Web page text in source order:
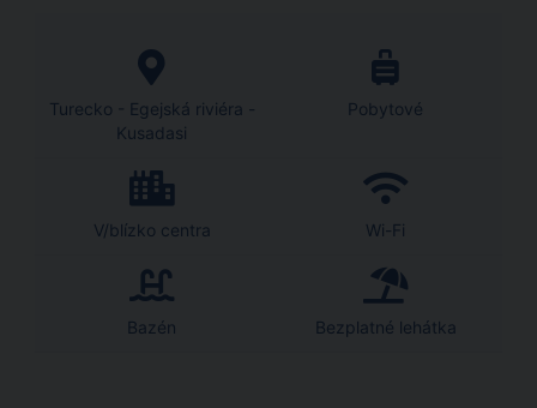
Turecko - Egejská riviéra -
Kusadasi
Pobytové
V/blízko centra Wi-Fi
Bazén Bezplatné lehátka